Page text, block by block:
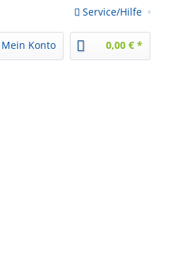
Service/Hilfe
Mein Konto 0,00 € *